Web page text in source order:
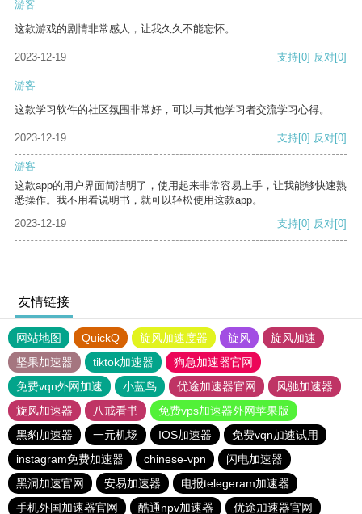
游客
这款游戏的剧情非常感人，让我久久不能忘怀。
2023-12-19 支持[0] 反对[0]
游客
这款学习软件的社区氛围非常好，可以与其他学习者交流学习心得。
2023-12-19 支持[0] 反对[0]
游客
这款app的用户界面简洁明了，使用起来非常容易上手，让我能够快速熟
悉操作。我不用看说明书，就可以轻松使用这款app。
2023-12-19
支持[0] 反对[0]
友情链接
网站地图 QuickQ 旋风加速度器 旋风
旋风加速
坚果加速器
tiktok加速器
狗急加速器官网
免费vqn外网加速
小蓝鸟 优途加速器官网
风驰加速器
旋风加速器
八戒看书
免费vps加速器外网苹果版
黑豹加速器
一元机场 IOS加速器
免费vqn加速试用
instagram免费加速器
chinese-vpn
闪电加速器
黑洞加速官网
安易加速器
电报telegeram加速器
手机外国加速器官网
酷通npv加速器 优途加速器官网